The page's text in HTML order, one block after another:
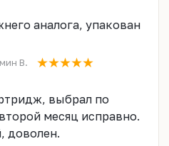
аналога, упакован
В.
выбрал по
месяц исправно.
доволен.